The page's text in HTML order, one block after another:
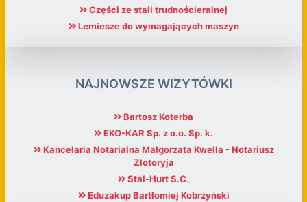
Części ze stali trudnościeralnej
Lemiesze do wymagających maszyn
NAJNOWSZE WIZYTÓWKI
Bartosz Koterba
EKO-KAR Sp. z o.o. Sp. k.
Kancelaria Notarialna Małgorzata Kwella - Notariusz
Złotoryja
Stal-Hurt S.C.
Eduzakup Bartłomiej Kobrzyński